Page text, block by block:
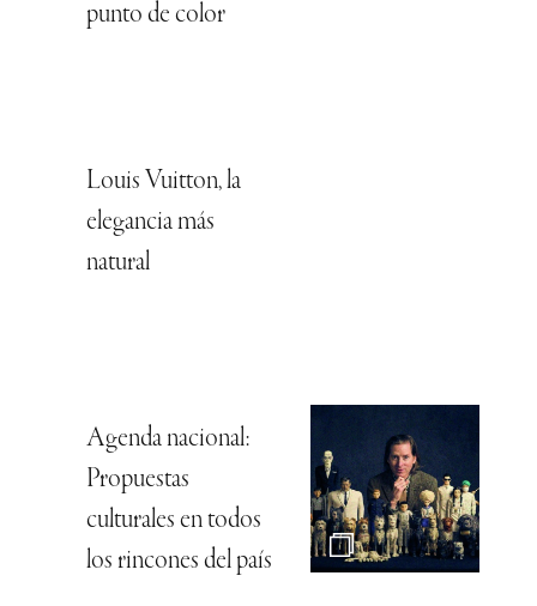
punto de color
Louis Vuitton, la
elegancia más
natural
Agenda nacional:
Propuestas
culturales en todos
los rincones del país